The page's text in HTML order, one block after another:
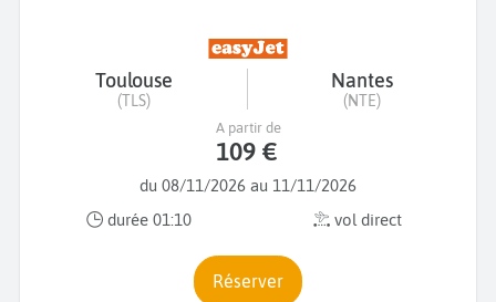
Toulouse
(TLS)
Nantes
(NTE)
du 08/11/2026 au 11/11/2026
durée 01:10
vol direct
A partir de
109 €
Réserver